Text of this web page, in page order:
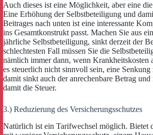
Auch dieses ist eine Möglichkeit, aber eine
Eine Erhöhung der Selbstbeteiligung und
Beitrages nach unten ist eine interessante
ins Gesamtkonstrukt passt. Machen Sie aus
jährliche Selbstbeteiligung, sinkt derzeit der
schlechtesten Fall müssen Sie die
nämlich immer dann, wenn Krankheitskosten
es steuerlich nicht sinnvoll sein, eine Senkung
damit sinkt auch der anrechenbare Betrag
damit die Steuer.
3.) Reduzierung des Versicherungsschutzes
Natürlich ist ein Tarifwechsel möglich. Bietet